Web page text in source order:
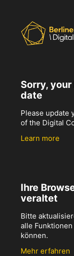
Sorry,
date
Please update
of the Digital
Learn more
Ihre
veraltet
Bitte
alle
können.
Mehr erfahren